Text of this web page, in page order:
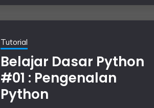
Tutorial
Belajar Dasar Python
#01 : Pengenalan
Python